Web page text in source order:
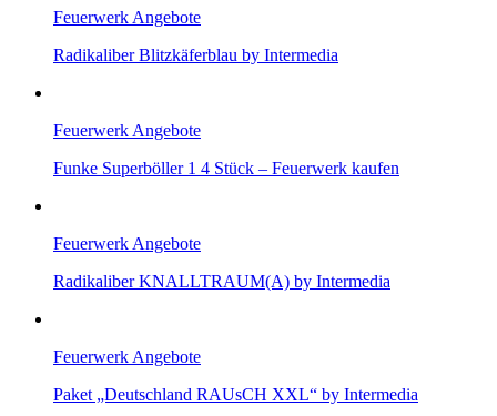
Feuerwerk Angebote
Radikaliber Blitzkäferblau by Intermedia
Feuerwerk Angebote
Funke Superböller 1 4 Stück – Feuerwerk kaufen
Feuerwerk Angebote
Radikaliber KNALLTRAUM(A) by Intermedia
Feuerwerk Angebote
Paket „Deutschland RAUsCH XXL“ by Intermedia